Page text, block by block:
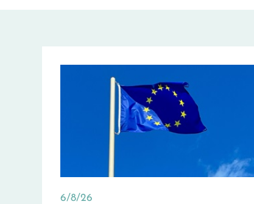
6/8/26